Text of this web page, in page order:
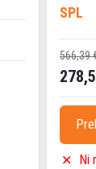
SPL
566,39
Ni